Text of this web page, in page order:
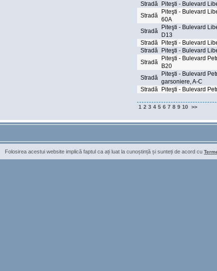
Stradă
Piteşti - Bulevard
Stradă
Piteşti - Bulevard
60A
Stradă
Piteşti - Bulevard
D13
Stradă
Piteşti - Bulevard
Stradă
Piteşti - Bulevard
Stradă
Piteşti - Bulevard
B20
Stradă
Piteşti - Bulevard
garsoniere, A-C
Stradă
Piteşti - Bulevard
1 2 3 4 5 6 7 8 9 10 >>
Folosirea acestui website implică faptul ca ați luat la cunoștință și sunteți de acord cu